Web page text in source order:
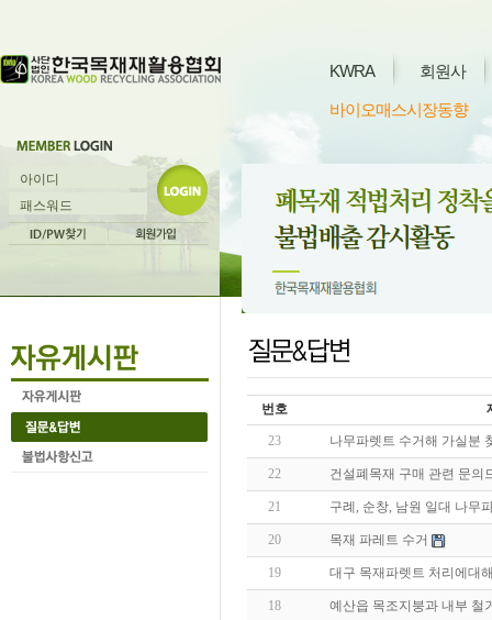
KWRA 회원사
바이오매스시장동향
번호
23 나무파렛트 수거해 가실분
22 건설폐목재 구매 관련 문의
21 구례, 순창, 남원 일대 나무
20 목재 파레트 수거
19 대구 목재파렛트 처리에대
18 예산읍 목조지붕과 내부 철